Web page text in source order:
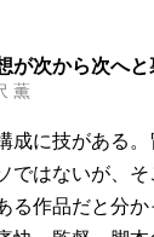
が次から次へ
薫
成に技がある。
ではないが、
る作品だと分